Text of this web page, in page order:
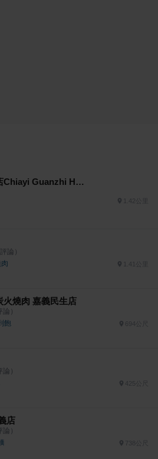
嘉義觀止飯店Chiayi Guanzhi Hotel
1.42公里
論）
1.41公里
火燒肉 嘉義民生店
）
飽 694公尺
）
425公尺
店
）